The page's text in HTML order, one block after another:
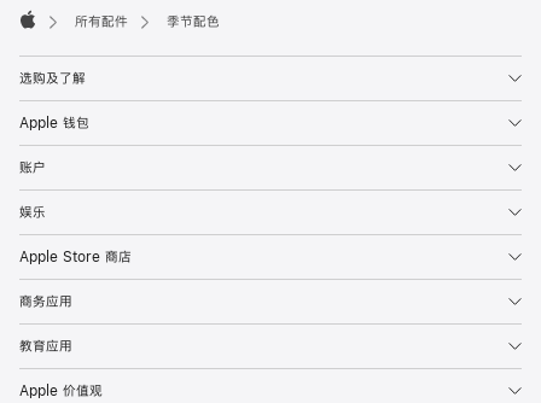
脚
所有配件 季节配色
选购及了解
Apple 钱包
账户
娱乐
Apple Store 商店
商务应用
教育应用
Apple 价值观